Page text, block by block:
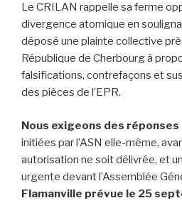
Le CRILAN rappelle sa ferme
divergence atomique en
déposé une plainte collective
République de Cherbourg à
falsifications, contrefaçons et
des pièces de l’EPR.
Nous exigeons des
initiées par l’ASN elle-même,
autorisation ne soit délivrée, et
urgente devant l’Assemblée
Flamanville prévue le 25